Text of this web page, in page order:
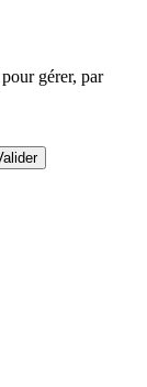
gérer, par